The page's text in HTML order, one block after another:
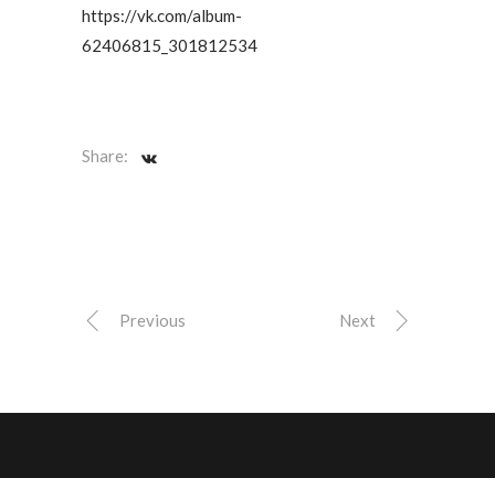
https://vk.com/album-
62406815_301812534
Share:
Previous Next